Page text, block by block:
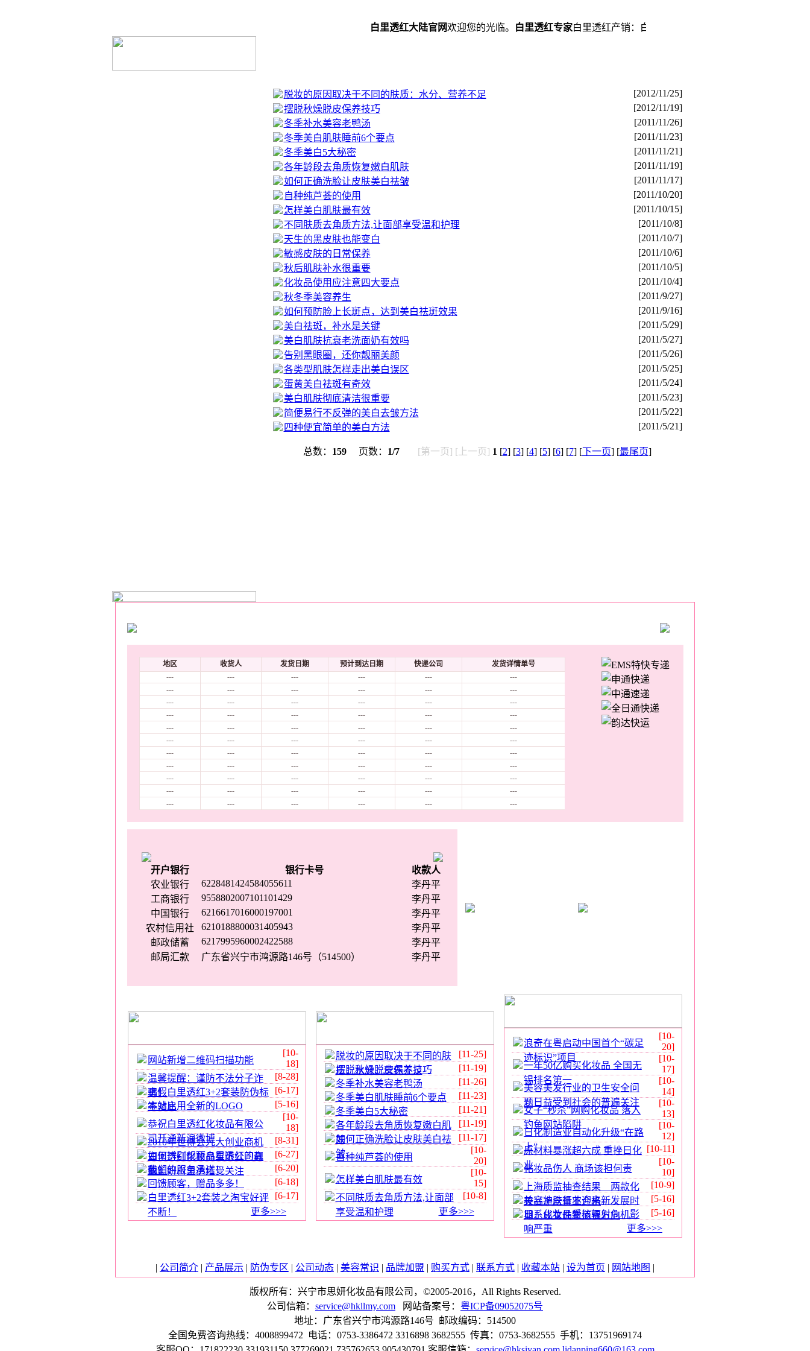
白里透红大陆官网欢迎您的光临。白里透红专家白里透红产销：白里透红化妆品、白里透红祛斑霜、靓丽、
脱妆的原因取决于不同的肤质：水分、营养不足
[2012/11/25]
摆脱秋燥脱皮保养技巧
[2012/11/19]
冬季补水美容老鸭汤
[2011/11/26]
冬季美白肌肤睡前6个要点
[2011/11/23]
冬季美白5大秘密
[2011/11/21]
各年龄段去角质恢复嫩白肌肤
[2011/11/19]
如何正确洗脸让皮肤美白祛皱
[2011/11/17]
自种纯芦荟的使用
[2011/10/20]
怎样美白肌肤最有效
[2011/10/15]
不同肤质去角质方法,让面部享受温和护理
[2011/10/8]
天生的黑皮肤也能变白
[2011/10/7]
敏感皮肤的日常保养
[2011/10/6]
秋后肌肤补水很重要
[2011/10/5]
化妆品使用应注意四大要点
[2011/10/4]
秋冬季美容养生
[2011/9/27]
如何预防脸上长斑点，达到美白祛斑效果
[2011/9/16]
美白祛斑，补水是关键
[2011/5/29]
美白肌肤抗衰老洗面奶有效吗
[2011/5/27]
告别黑眼圈，还你靓丽美颜
[2011/5/26]
各类型肌肤怎样走出美白误区
[2011/5/25]
蛋黄美白祛斑有奇效
[2011/5/24]
美白肌肤彻底清洁很重要
[2011/5/23]
简便易行不反弹的美白去皱方法
[2011/5/22]
四种便宜简单的美白方法
[2011/5/21]
总数： 159 页数： 1/7 [第一页] [上一页] 1 [2] [3] [4] [5] [6] [7] [下一页] [最尾页]
开户银行 银行卡号
收款人
农业银行
6228481424584055611
李丹平
工商银行
9558802007101101429
李丹平
中国银行
6216617016000197001
李丹平
农村信用社
6210188800031405943
李丹平
邮政储蓄
6217995960002422588
李丹平
邮局汇款
广东省兴宁市鸿源路146号（514500） 李丹平
网站新增二维码扫描功能
[10-
18]
温馨提醒：谨防不法分子诈
骗！
[8-28]
真假白里透红3+2套装防伪标
签对比
[6-17]
本站启用全新的LOGO
[5-16]
恭祝白里透红化妆品有限公
司开通新浪微博
[10-
18]
2010年世博会九大创业商机
白里透红化妆品有限公司靓
丽美妍白里透红受关注
[8-31]
如何辨别靓丽白里透红的真
伪？
[6-27]
我们的服务承诺！
[6-20]
回馈顾客，赠品多多！
[6-18]
白里透红3+2套装之淘宝好评
不断！
[6-17]
更多>>>
脱妆的原因取决于不同的肤
质：水分、营养不足
[11-25]
摆脱秋燥脱皮保养技巧
[11-19]
冬季补水美容老鸭汤
[11-26]
冬季美白肌肤睡前6个要点
[11-23]
冬季美白5大秘密
[11-21]
各年龄段去角质恢复嫩白肌
肤
[11-19]
如何正确洗脸让皮肤美白祛
皱
[11-17]
自种纯芦荟的使用
[10-
20]
怎样美白肌肤最有效
[10-
15]
不同肤质去角质方法,让面部
享受温和护理
[10-8]
更多>>>
浪奇在粤启动中国首个“碳足
迹标识”项目
[10-
20]
一年50亿购买化妆品 全国无
锡排名第一
[10-
17]
美容美发行业的卫生安全问
题日益受到社会的普遍关注
[10-
14]
女子“秒杀”网购化妆品 落入
钓鱼网站陷阱
[10-
13]
日化制造业自动化升级“在路
上”
[10-
12]
原材料暴涨超六成 重挫日化
业
[10-11]
化妆品伤人 商场该担何责
[10-
10]
上海质监抽查结果 两款化
妆品净含量不合格
[10-9]
美容护肤行业迎来新发展时
期，成女性新消费方向
[5-16]
日系化妆品受核辐射危机影
响严重
[5-16]
更多>>>
| 公司简介 | 产品展示 | 防伪专区 | 公司动态 | 美容常识 | 品牌加盟 | 购买方式 | 联系方式 | 收藏本站 | 设为首页 | 网站地图 |
版权所有：兴宁市思妍化妆品有限公司，©2005-2016，All Rights Reserved.
公司信箱： service@hkllmy.com 网站备案号： 粤ICP备09052075号
地址：广东省兴宁市鸿源路146号 邮政编码：514500
全国免费咨询热线：4008899472 电话：0753-3386472 3316898 3682555 传真：0753-3682555 手机：13751969174